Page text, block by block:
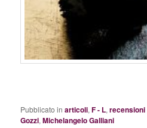
Pubblicato in articoli,F - L,recensioni
Gozzi,Michelangelo Galliani